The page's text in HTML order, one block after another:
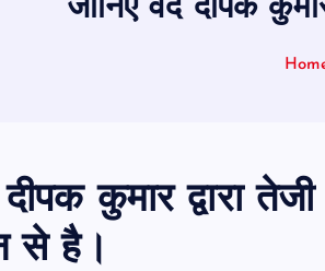
जानिए वैद दीपक
कुमार द्वारा
से है।